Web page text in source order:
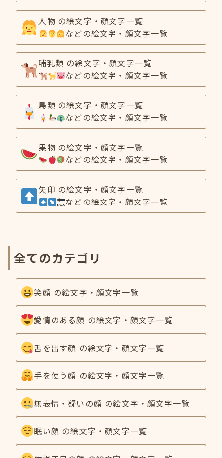
人物 の絵文字・顔文字一覧
などの絵文字・顔文字一覧
哺乳類 の絵文字・顔文字一覧
などの絵文字・顔文字一覧
鳥類 の絵文字・顔文字一覧
などの絵文字・顔文字一覧
果物 の絵文字・顔文字一覧
などの絵文字・顔文字一覧
矢印 の絵文字・顔文字一覧
などの絵文字・顔文字一覧
全てのカテゴリ
笑顔 の絵文字・顔文字一覧
愛情のある顔 の絵文字・顔文字一覧
舌を出す顔 の絵文字・顔文字一覧
手を使う顔 の絵文字・顔文字一覧
無表情・疑いの顔 の絵文字・顔文字一覧
眠い顔 の絵文字・顔文字一覧